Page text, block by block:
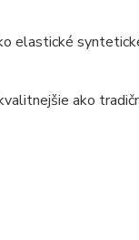
elastické
ako